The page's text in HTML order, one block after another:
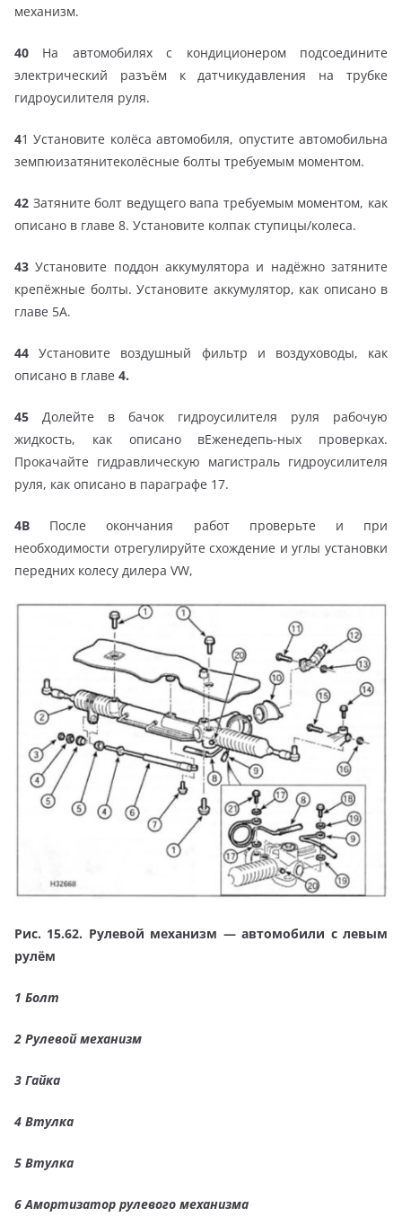
механизм.
40 На автомобилях с кондиционером подсоедините
электрический разъём к датчикудавления на трубке
гидроусилителя руля.
41 Установите колёса автомобиля, опустите автомобильна
земпюизатянитеколёсные болты требуемым моментом.
42 Затяните болт ведущего вапа требуемым моментом, как
описано в главе 8. Установите колпак ступицы/колеса.
43Установите поддон аккумулятора и надёжно затяните
крепёжные болты. Установите аккумулятор, как описано в
главе 5А.
44Установите воздушный фильтр и воздуховоды, как
описано в главе 4.
45 Долейте в бачок гидроусилителя руля рабочую
жидкость, как описано вЕженедепь-ных проверках.
Прокачайте гидравлическую магистраль гидроусилителя
руля, как описано в параграфе 17.
4В После окончания работ проверьте и при
необходимости отрегулируйте схождение и углы установки
передних колесу дилера VW,
Рис. 15.62. Рулевой механизм — автомобили с левым
рулём
1 Болт
2 Рулевой механизм
3 Гайка
4 Втулка
5 Втулка
6 Амортизатор рулевого механизма